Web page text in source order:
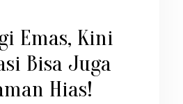
Emas, Kini
Bisa Juga
Hias!